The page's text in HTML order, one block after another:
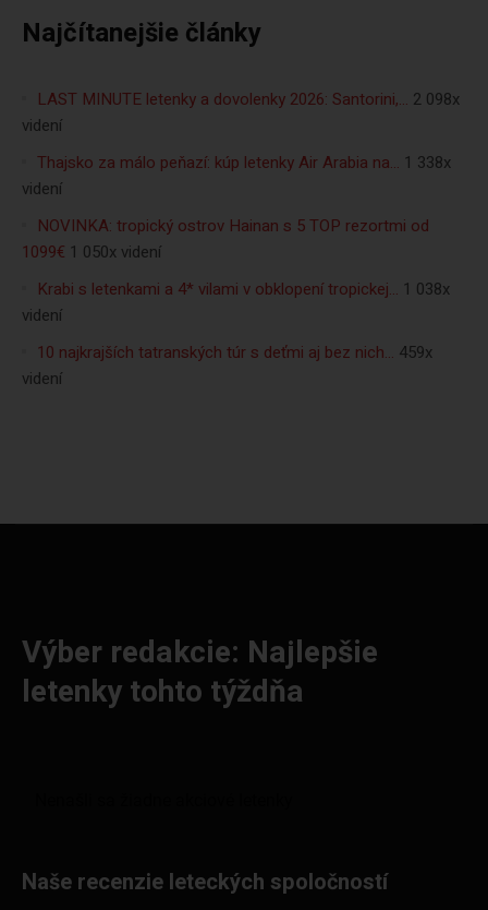
Najčítanejšie články
LAST MINUTE letenky a dovolenky 2026: Santorini,… 2 098x
videní
Thajsko za málo peňazí: kúp letenky Air Arabia na… 1 338x
videní
NOVINKA: tropický ostrov Hainan s 5 TOP rezortmi od
1099€ 1 050x videní
Krabi s letenkami a 4* vilami v obklopení tropickej… 1 038x
videní
10 najkrajších tatranských túr s deťmi aj bez nich… 459x
videní
Výber redakcie: Najlepšie
letenky tohto týždňa
Naše recenzie leteckých spoločností